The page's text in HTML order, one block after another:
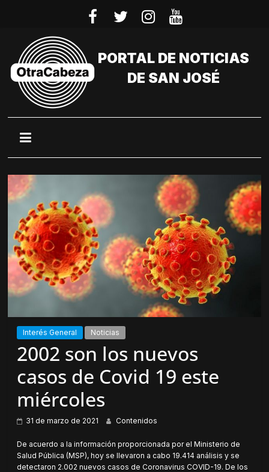
PORTAL DE NOTICIAS
DE SAN JOSÉ
Interés General Noticias
2002 son los nuevos
casos de Covid 19 este
miércoles
31 de marzo de 2021 Contenidos
De acuerdo a la información proporcionada por el Ministerio de
Salud Pública (MSP), hoy se llevaron a cabo 19.414 análisis y se
detectaron 2.002 nuevos casos de Coronavirus COVID-19. De los